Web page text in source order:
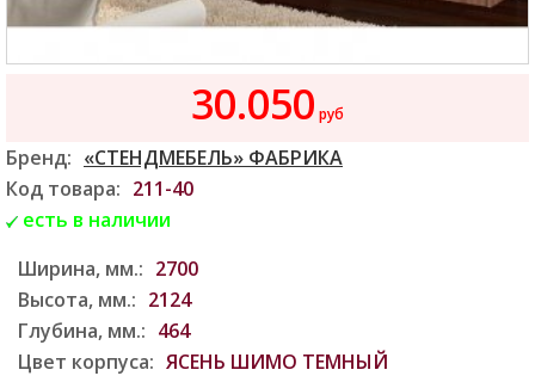
30.050 руб
Бренд: «СТЕНДМЕБЕЛЬ» ФАБРИКА
Код товара: 211-40
есть в наличии
Ширина, мм.: 2700
Высота, мм.: 2124
Глубина, мм.: 464
Цвет корпуса: ЯСЕНЬ ШИМО ТЕМНЫЙ